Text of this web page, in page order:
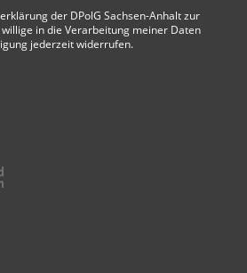
der DPolG Sachsen-Anhaltzur
in die Verarbeitung meiner Daten
jederzeit widerrufen.